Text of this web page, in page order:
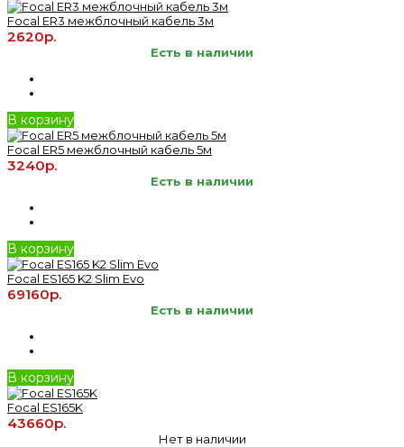
Focal ER3 межблочный кабель 3м
2620р.
Есть в наличии
В корзину
Focal ER5 межблочный кабель 5м
3240р.
Есть в наличии
В корзину
Focal ES165 K2 Slim Evo
69160р.
Есть в наличии
В корзину
Focal ES165K
43660р.
Нет в наличии